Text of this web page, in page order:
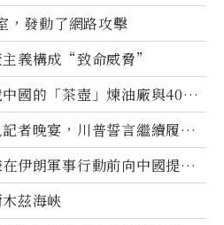
，發動了網路攻擊
義構成“致命威脅”
國的「茶壺」煉油廠與40家
者晚宴，川普誓言繼續履行
伊朗軍事行動前向中國提供
影像
茲海峽